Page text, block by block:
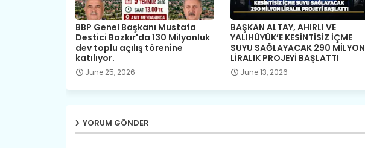
BBP Genel Başkanı Mustafa
Destici Bozkır'da 130 Milyonluk
dev toplu açılış törenine
katılıyor.
June 25, 2026
BAŞKAN ALTAY, AHIRLI VE
YALIHÜYÜK’E KESİNTİSİZ İÇME
SUYU SAĞLAYACAK 290 MİLYON
LİRALIK PROJEYİ BAŞLATTI
June 13, 2026
YORUM GÖNDER